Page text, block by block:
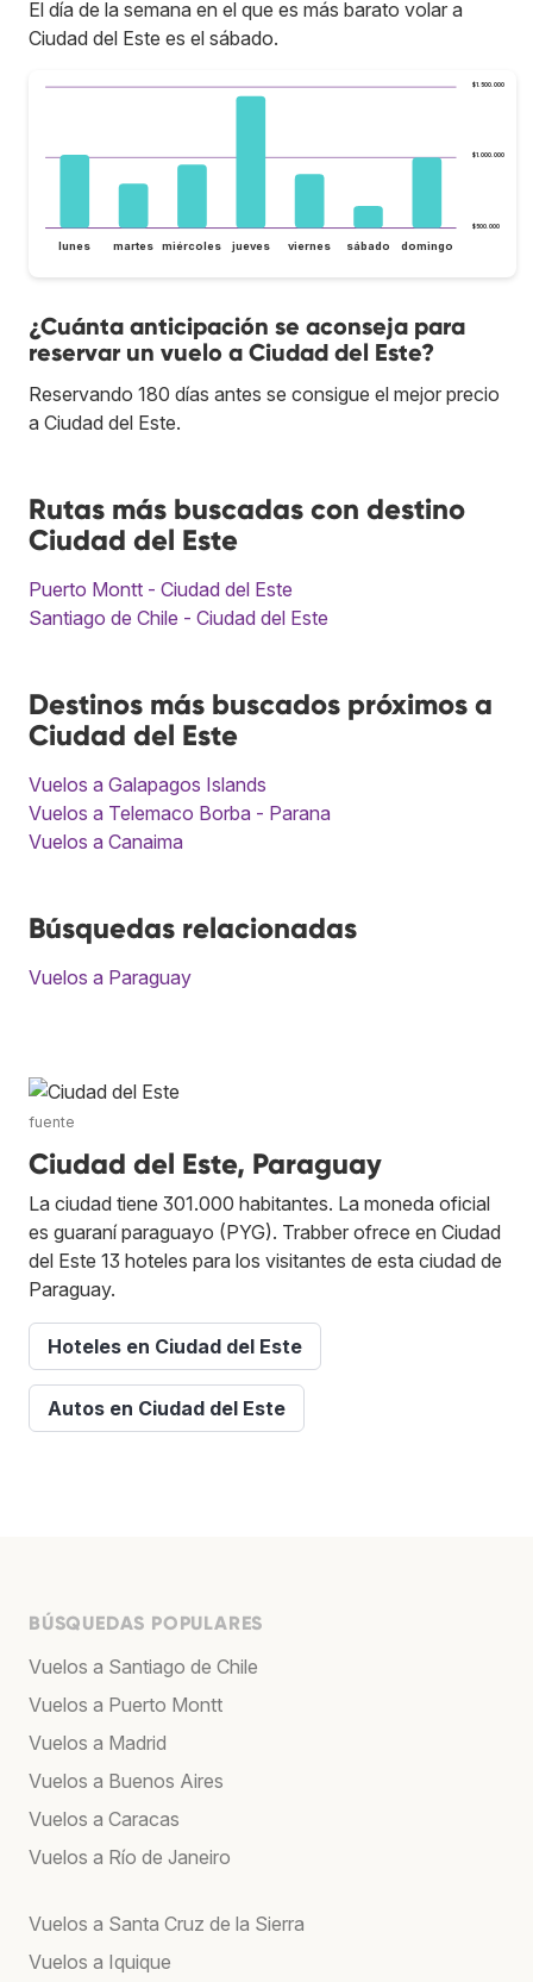
El día de la semana en el que es más barato volar a
Ciudad del Este es el sábado.
$500.000
$1.000.000
$1.500.000
lunes martes miércoles jueves viernes sábado domingo
¿Cuánta anticipación se aconseja para
reservar un vuelo a Ciudad del Este?
Reservando 180 días antes se consigue el mejor precio
a Ciudad del Este.
Rutas más buscadas con destino
Ciudad del Este
Puerto Montt - Ciudad del Este
Santiago de Chile - Ciudad del Este
Destinos más buscados próximos a
Ciudad del Este
Vuelos a Galapagos Islands
Vuelos a Telemaco Borba - Parana
Vuelos a Canaima
Búsquedas relacionadas
Vuelos a Paraguay
fuente
Ciudad del Este, Paraguay
La ciudad tiene 301.000 habitantes. La moneda oficial
es guaraní paraguayo (PYG). Trabber ofrece en Ciudad
del Este 13 hoteles para los visitantes de esta ciudad de
Paraguay.
Hoteles en Ciudad del Este
Autos en Ciudad del Este
BÚSQUEDAS POPULARES
Vuelos a Santiago de Chile
Vuelos a Puerto Montt
Vuelos a Madrid
Vuelos a Buenos Aires
Vuelos a Caracas
Vuelos a Río de Janeiro
Vuelos a Santa Cruz de la Sierra
Vuelos a Iquique